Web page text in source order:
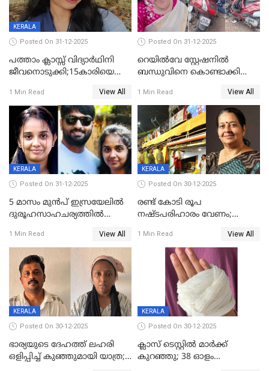
KERALA
Posted On 31-12-2025
പത്താം ക്ലാസ്സ് വിദ്യാര്‍ഥിനി
ജീവനൊടുക്കി;15കാരിയെ
കിടപ്പുമുറിയില്‍ തൂങ്ങി മരിച്ച
നിലയിൽ
1 Min Read View All
Posted On 31-12-2025
റെയിൽവേ സ്റ്റേഷനിൽ
ബന്ധുവിനെ കൊണ്ടാക്കി
ലോറി സ്കൂട്ടറിൽ ഇടിച്ചു :
യുവതിക്ക് ദാരുണാന്ത്യം
1 Min Read View All
KERALA
Posted On 31-12-2025
5 മാസം മുൻപ് ഇസ്രയേലിൽ
ദുരൂഹസാഹചര്യത്തിൽ
മലയാളി യുവാവിന്റെ ഭാര്യയും
മരിച്ചു
1 Min Read View All
KERALA
Posted On 30-12-2025
രണ്ട് കോടി രൂപ
നഷ്ടപരിഹാരം വേണം;
നോട്ടീസയച്ച് ഉമാ തോമസ്
1 Min Read View All
KERALA
Posted On 30-12-2025
ഭാര്യയുടെ ദേഹത്ത് ലഹരി
ഒളിപ്പിച്ച് കുഞ്ഞുമായി യാത്ര;
KERALA
Posted On 30-12-2025
ക്ലാസ് ടെസ്റ്റിൽ മാർക്ക്
കുറഞ്ഞു; 38 ഓളം